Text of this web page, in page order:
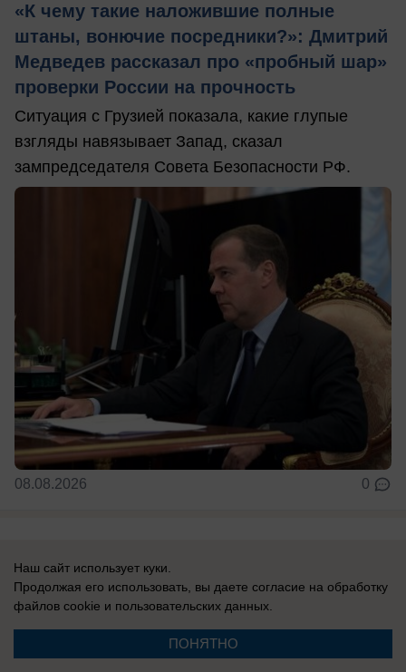
«К чему такие наложившие полные
штаны, вонючие посредники?»: Дмитрий
Медведев рассказал про «пробный шар»
проверки России на прочность
Ситуация с Грузией показала, какие глупые
взгляды навязывает Запад, сказал
зампредседателя Совета Безопасности РФ.
08.08.2026 0
Реклама на сайте
Контакты
Наш сайт использует куки.
Продолжая его использовать, вы даете согласие на обработку
файлов cookie и пользовательских данных.
ПОНЯТНО